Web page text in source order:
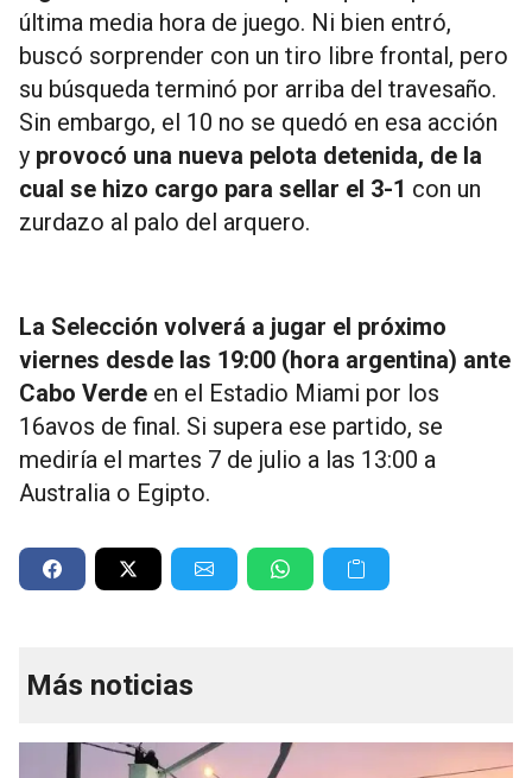
última media hora de juego. Ni bien entró,
buscó sorprender con un tiro libre frontal, pero
su búsqueda terminó por arriba del travesaño.
Sin embargo, el 10 no se quedó en esa acción
y provocó una nueva pelota detenida, de la
cual se hizo cargo para sellar el 3-1 con un
zurdazo al palo del arquero.
La Selección volverá a jugar el próximo
viernes desde las 19:00 (hora argentina) ante
Cabo Verde en el Estadio Miami por los
16avos de final. Si supera ese partido, se
mediría el martes 7 de julio a las 13:00 a
Australia o Egipto.
Más noticias